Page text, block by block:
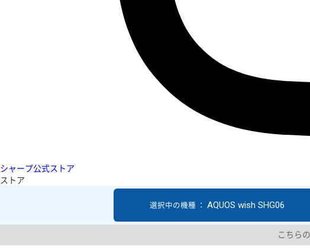
シャープ公式ストア
ストア
選択中の機種 ： AQUOS wish SHG06
こちら